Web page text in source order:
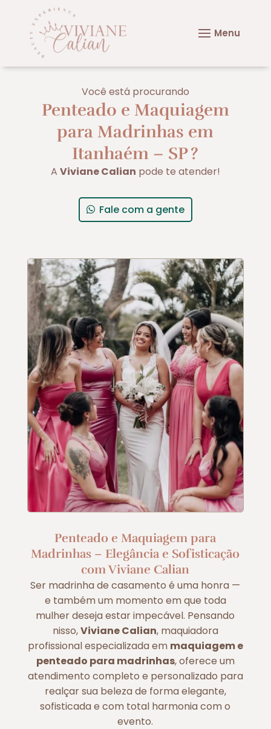
Você está procurando
Penteado e Maquiagem
para Madrinhas em
Itanhaém – SP?
A Viviane Calian pode te atender!
Fale com a gente
Penteado e Maquiagem para
Madrinhas – Elegância e Sofisticação
com Viviane Calian
Ser madrinha de casamento é uma honra —
e também um momento em que toda
mulher deseja estar impecável. Pensando
nisso,Viviane Calian, maquiadora
profissional especializada em maquiagem e
penteado para madrinhas, oferece um
atendimento completo e personalizado para
realçar sua beleza de forma elegante,
sofisticada e com total harmonia com o
evento.